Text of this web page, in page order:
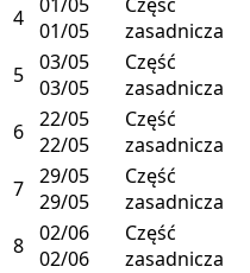
4 01/05
zasadnicza
5 03/05
03/05
Część
zasadnicza
6 22/05
22/05
Część
zasadnicza
7 29/05
29/05
Część
zasadnicza
8 02/06
02/06
Część
zasadnicza